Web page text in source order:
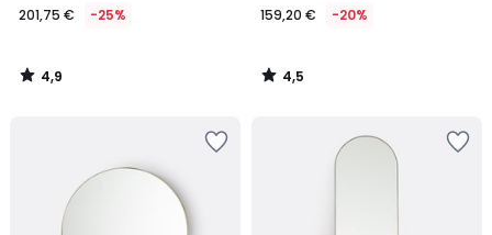
201,75 € -25%
4,9
/
159,20 € -20%
4,5
/